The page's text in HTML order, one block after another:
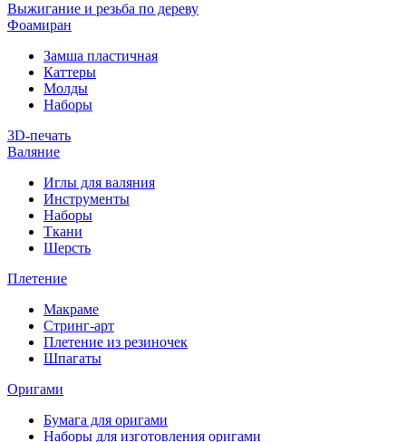
Выжигание и резьба по дереву
Фоамиран
Замша пластичная
Каттеры
Молды
Наборы
3D-печать
Валяние
Иглы для валяния
Инструменты
Наборы
Ткани
Шерсть
Плетение
Макраме
Стринг-арт
Плетение из резиночек
Шпагаты
Оригами
Бумага для оригами
Наборы для изготовления оригами